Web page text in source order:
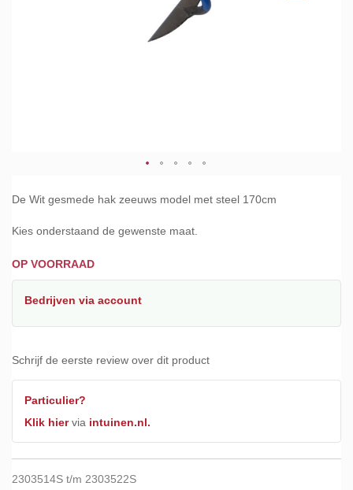
De Wit gesmede hak zeeuws model met steel 170cm
Kies onderstaand de gewenste maat.
OP VOORRAAD
Bedrijven via account
Schrijf de eerste review over dit product
Particulier?
Klik hiervia intuinen.nl.
2303514S t/m 2303522S
naar
begin
de
afbeeldingen-